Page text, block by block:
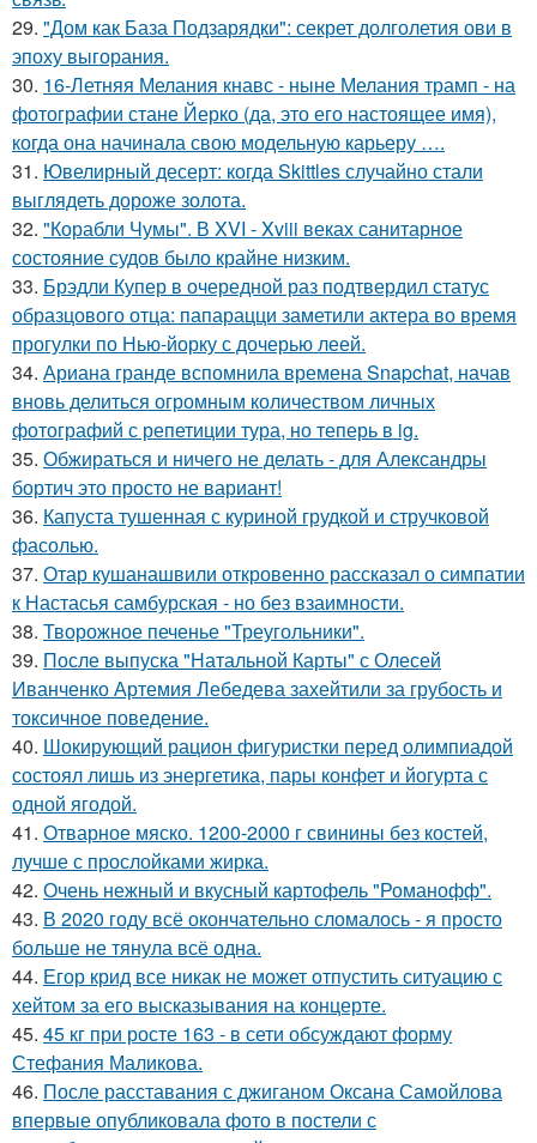
29. "Дом как База Подзарядки": секрет долголетия ови в
эпоху выгорания.
30. 16-Летняя Мелания кнавс - ныне Мелания трамп - на
фотографии стане Йерко (да, это его настоящее имя),
когда она начинала свою модельную карьеру ….
31. Ювелирный десерт: когда Skittles случайно стали
выглядеть дороже золота.
32. "Корабли Чумы". В XVI - Xviii веках санитарное
состояние судов было крайне низким.
33. Брэдли Купер в очередной раз подтвердил статус
образцового отца: папарацци заметили актера во время
прогулки по Нью-йорку с дочерью леей.
34. Ариана гранде вспомнила времена Snapchat, начав
вновь делиться огромным количеством личных
фотографий с репетиции тура, но теперь в ig.
35. Обжираться и ничего не делать - для Александры
бортич это просто не вариант!
36. Капуста тушенная с куриной грудкой и стручковой
фасолью.
37. Отар кушанашвили откровенно рассказал о симпатии
к Настасья самбурская - но без взаимности.
38. Творожное печенье "Треугольники".
39. После выпуска "Натальной Карты" с Олесей
Иванченко Артемия Лебедева захейтили за грубость и
токсичное поведение.
40. Шокирующий рацион фигуристки перед олимпиадой
состоял лишь из энергетика, пары конфет и йогурта с
одной ягодой.
41. Отварное мяско. 1200-2000 г свинины без костей,
лучше с прослойками жирка.
42. Очень нежный и вкусный картофель "Романофф".
43. В 2020 году всё окончательно сломалось - я просто
больше не тянула всё одна.
44. Егор крид все никак не может отпустить ситуацию с
хейтом за его высказывания на концерте.
45. 45 кг при росте 163 - в сети обсуждают форму
Стефания Маликова.
46. После расставания с джиганом Оксана Самойлова
впервые опубликовала фото в постели с